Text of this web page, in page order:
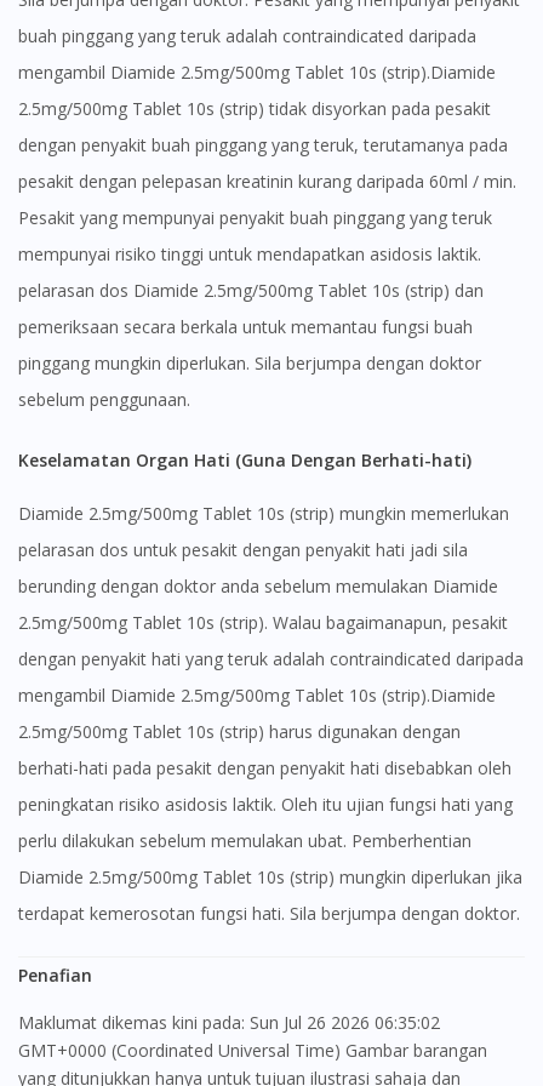
buah pinggang yang teruk adalah contraindicated daripada
mengambil Diamide 2.5mg/500mg Tablet 10s (strip).Diamide
2.5mg/500mg Tablet 10s (strip) tidak disyorkan pada pesakit
dengan penyakit buah pinggang yang teruk, terutamanya pada
pesakit dengan pelepasan kreatinin kurang daripada 60ml / min.
Pesakit yang mempunyai penyakit buah pinggang yang teruk
mempunyai risiko tinggi untuk mendapatkan asidosis laktik.
pelarasan dos Diamide 2.5mg/500mg Tablet 10s (strip) dan
pemeriksaan secara berkala untuk memantau fungsi buah
pinggang mungkin diperlukan. Sila berjumpa dengan doktor
sebelum penggunaan.
Keselamatan Organ Hati (Guna Dengan Berhati-hati)
Diamide 2.5mg/500mg Tablet 10s (strip) mungkin memerlukan
pelarasan dos untuk pesakit dengan penyakit hati jadi sila
berunding dengan doktor anda sebelum memulakan Diamide
2.5mg/500mg Tablet 10s (strip). Walau bagaimanapun, pesakit
dengan penyakit hati yang teruk adalah contraindicated daripada
mengambil Diamide 2.5mg/500mg Tablet 10s (strip).Diamide
2.5mg/500mg Tablet 10s (strip) harus digunakan dengan
berhati-hati pada pesakit dengan penyakit hati disebabkan oleh
peningkatan risiko asidosis laktik. Oleh itu ujian fungsi hati yang
perlu dilakukan sebelum memulakan ubat. Pemberhentian
Diamide 2.5mg/500mg Tablet 10s (strip) mungkin diperlukan jika
terdapat kemerosotan fungsi hati. Sila berjumpa dengan doktor.
Penafian
Maklumat dikemas kini pada: Sun Jul 26 2026 06:35:02
GMT+0000 (Coordinated Universal Time) Gambar barangan
yang ditunjukkan hanya untuk tujuan ilustrasi sahaja dan